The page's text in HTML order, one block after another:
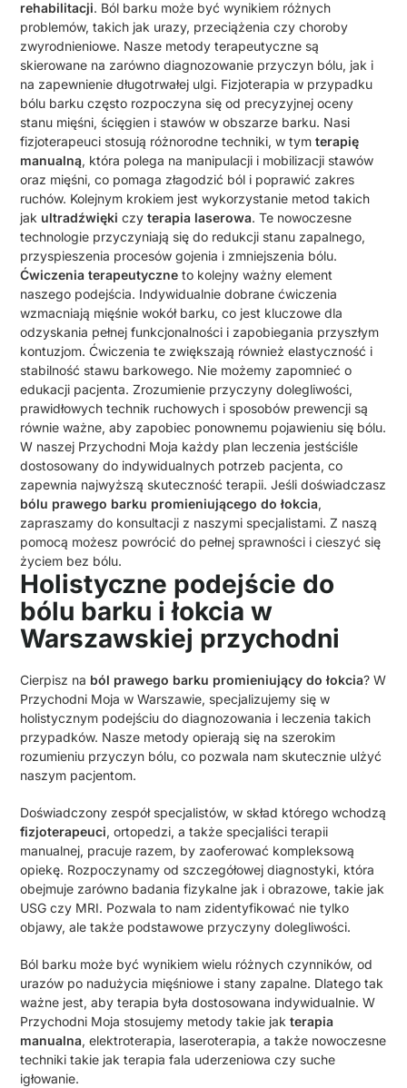
rehabilitacji. Ból barku może być wynikiem różnych
problemów, takich jak urazy, przeciążenia czy choroby
zwyrodnieniowe. Nasze metody terapeutyczne są
skierowane na zarówno diagnozowanie przyczyn bólu, jak i
na zapewnienie długotrwałej ulgi. Fizjoterapia w przypadku
bólu barku często rozpoczyna się od precyzyjnej oceny
stanu mięśni, ścięgien i stawów w obszarze barku. Nasi
fizjoterapeuci stosują różnorodne techniki, w tymterapię
manualną, która polega na manipulacji i mobilizacji stawów
oraz mięśni, co pomaga złagodzić ból i poprawić zakres
ruchów. Kolejnym krokiem jest wykorzystanie metod takich
jak ultradźwięki czyterapia laserowa. Te nowoczesne
technologie przyczyniają się do redukcji stanu zapalnego,
przyspieszenia procesów gojenia i zmniejszenia bólu.
Ćwiczenia terapeutyczne to kolejny ważny element
naszego podejścia. Indywidualnie dobrane ćwiczenia
wzmacniają mięśnie wokół barku, co jest kluczowe dla
odzyskania pełnej funkcjonalności i zapobiegania przyszłym
kontuzjom. Ćwiczenia te zwiększają również elastyczność i
stabilność stawu barkowego. Nie możemy zapomnieć o
edukacji pacjenta. Zrozumienie przyczyny dolegliwości,
prawidłowych technik ruchowych i sposobów prewencji są
równie ważne, aby zapobiec ponownemu pojawieniu się bólu.
W naszej Przychodni Moja każdy plan leczenia jestściśle
dostosowany do indywidualnych potrzeb pacjenta, co
zapewnia najwyższą skuteczność terapii. Jeśli doświadczasz
bólu prawego barku promieniującego do łokcia,
zapraszamy do konsultacji z naszymi specjalistami. Z naszą
pomocą możesz powrócić do pełnej sprawności i cieszyć się
życiem bez bólu.
Holistyczne podejście do
bólu barku i łokcia w
Warszawskiej przychodni
Cierpisz na ból prawego barku promieniujący do łokcia? W
Przychodni Moja w Warszawie, specjalizujemy się w
holistycznym podejściu do diagnozowania i leczenia takich
przypadków. Nasze metody opierają się na szerokim
rozumieniu przyczyn bólu, co pozwala nam skutecznie ulżyć
naszym pacjentom.
Doświadczony zespół specjalistów, w skład którego wchodzą
fizjoterapeuci, ortopedzi, a także specjaliści terapii
manualnej, pracuje razem, by zaoferować kompleksową
opiekę. Rozpoczynamy od szczegółowej diagnostyki, która
obejmuje zarówno badania fizykalne jak i obrazowe, takie jak
USG czy MRI. Pozwala to nam zidentyfikować nie tylko
objawy, ale także podstawowe przyczyny dolegliwości.
Ból barku może być wynikiem wielu różnych czynników, od
urazów po nadużycia mięśniowe i stany zapalne. Dlatego tak
ważne jest, aby terapia była dostosowana indywidualnie. W
Przychodni Moja stosujemy metody takie jakterapia
manualna, elektroterapia, laseroterapia, a także nowoczesne
techniki takie jak terapia fala uderzeniowa czy suche
igłowanie.